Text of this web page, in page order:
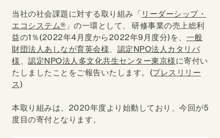
当社の社会課題に対する取り組み「 リーダーシップ・
エコシステム® 」の一環として、 研修事業の売上総利
益の1％(2022年4月度から2022年9月度分)を、 一般
財団法人あしなが育英会様、 認定NPO法人カタリバ
様 、 認定NPO法人多文化共生センター東京様に寄付い
たしましたことをご報告いたします。(プレスリリー
ス)
本取り組みは、2020年度より始動しており、今回が5
度目の寄付となります。